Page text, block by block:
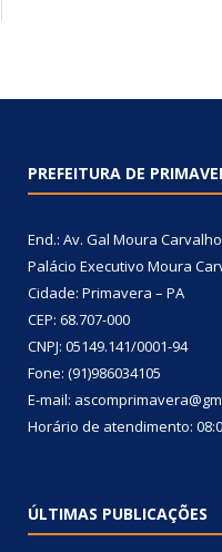
PREFEITURA DE
End.: Av. Gal Moura
Palácio Executivo Moura
Cidade: Primavera – PA
CEP: 68.707-000
CNPJ: 05149.141/0001-94
Fone: (91)986034105
E-mail:
Horário de atendimento:
ÚLTIMAS PUBLICAÇÕES